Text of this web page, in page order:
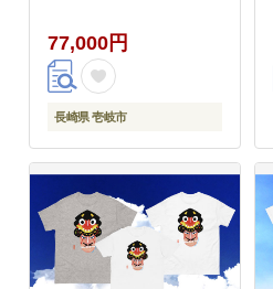
77,000円
長崎県 壱岐市